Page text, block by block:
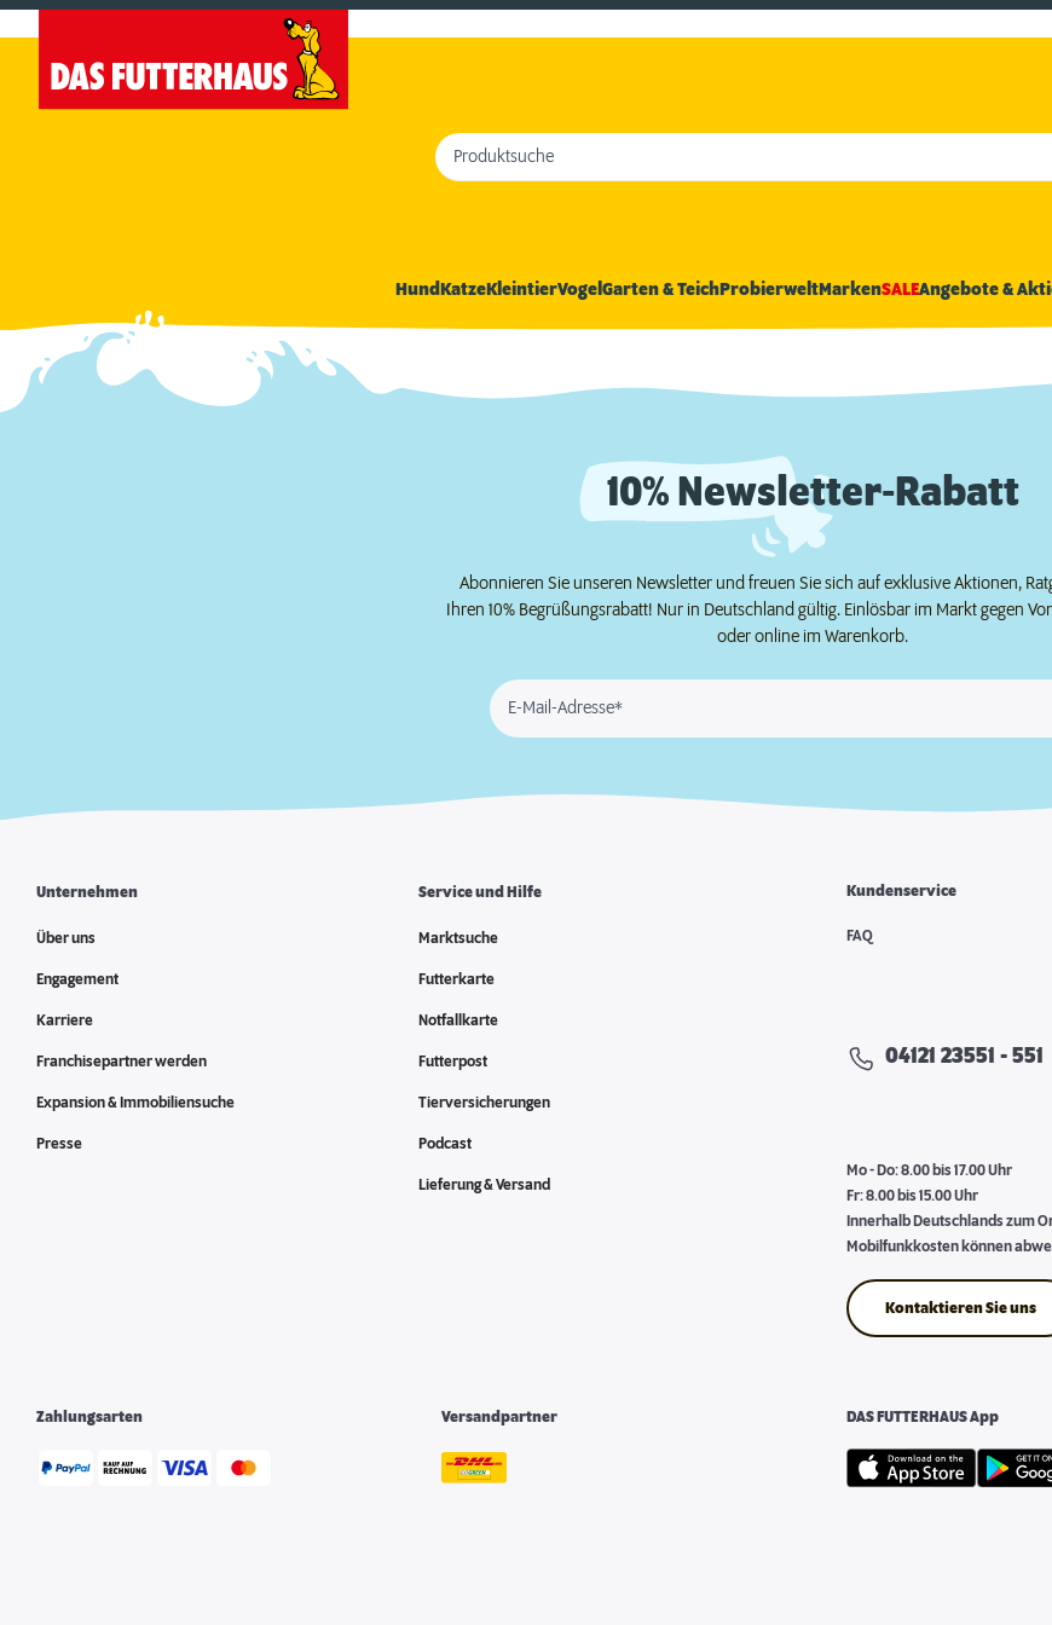
Produktsuche
HundKatzeKleintierVogel Garten & TeichProbierweltMarkenSALEAngebote &
10% Newsletter-Rabatt
Abonnieren Sie unseren Newsletter und freuen Sie sich auf exklusive Aktionen,
Ihren 10% Begrüßungsrabatt! Nur in Deutschland gültig. Einlösbar im Markt gegen
oder online im Warenkorb.
E-Mail-Adresse*
Unternehmen
Über uns
Engagement
Karriere
Franchisepartner werden
Expansion & Immobiliensuche
Presse
Service und Hilfe
Marktsuche
Futterkarte
Notfallkarte
Futterpost
Tierversicherungen
Podcast
Lieferung & Versand
Kundenservice
FAQ
04121 23551 - 551
Mo - Do: 8.00 bis 17.00 Uhr
Fr: 8.00 bis 15.00 Uhr
Innerhalb Deutschlands zum
Mobilfunkkosten können
Kontaktieren Sie uns
Zahlungsarten Versandpartner DAS FUTTERHAUS App